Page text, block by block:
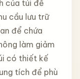
của túi để
cầu lưu trữ
để chứa
làm giảm
có thiết kế
tích để phù